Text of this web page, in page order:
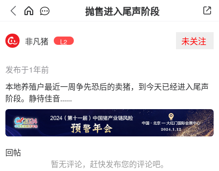
抛售进入尾声阶段
非凡猪 L2 未关注
发布于1年前
本地养殖户最近一周争先恐后的卖猪，到今天已经进入尾声
阶段。静待佳音......
回帖
暂无评论，赶快发布您的评论吧。